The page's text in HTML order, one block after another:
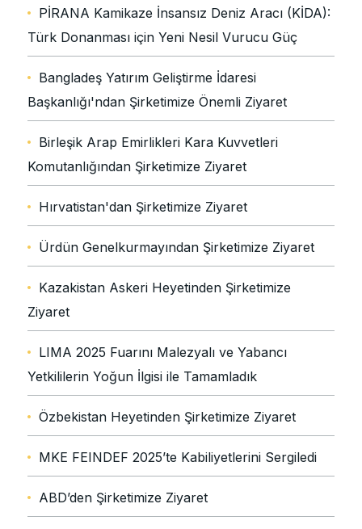
PİRANA Kamikaze İnsansız Deniz Aracı (KİDA):
Türk Donanması için Yeni Nesil Vurucu Güç
Bangladeş Yatırım Geliştirme İdaresi
Başkanlığı'ndan Şirketimize Önemli Ziyaret
Birleşik Arap Emirlikleri Kara Kuvvetleri
Komutanlığından Şirketimize Ziyaret
Hırvatistan'dan Şirketimize Ziyaret
Ürdün Genelkurmayından Şirketimize Ziyaret
Kazakistan Askeri Heyetinden Şirketimize
Ziyaret
LIMA 2025 Fuarını Malezyalı ve Yabancı
Yetkililerin Yoğun İlgisi ile Tamamladık
Özbekistan Heyetinden Şirketimize Ziyaret
MKE FEINDEF 2025’te Kabiliyetlerini Sergiledi
ABD’den Şirketimize Ziyaret